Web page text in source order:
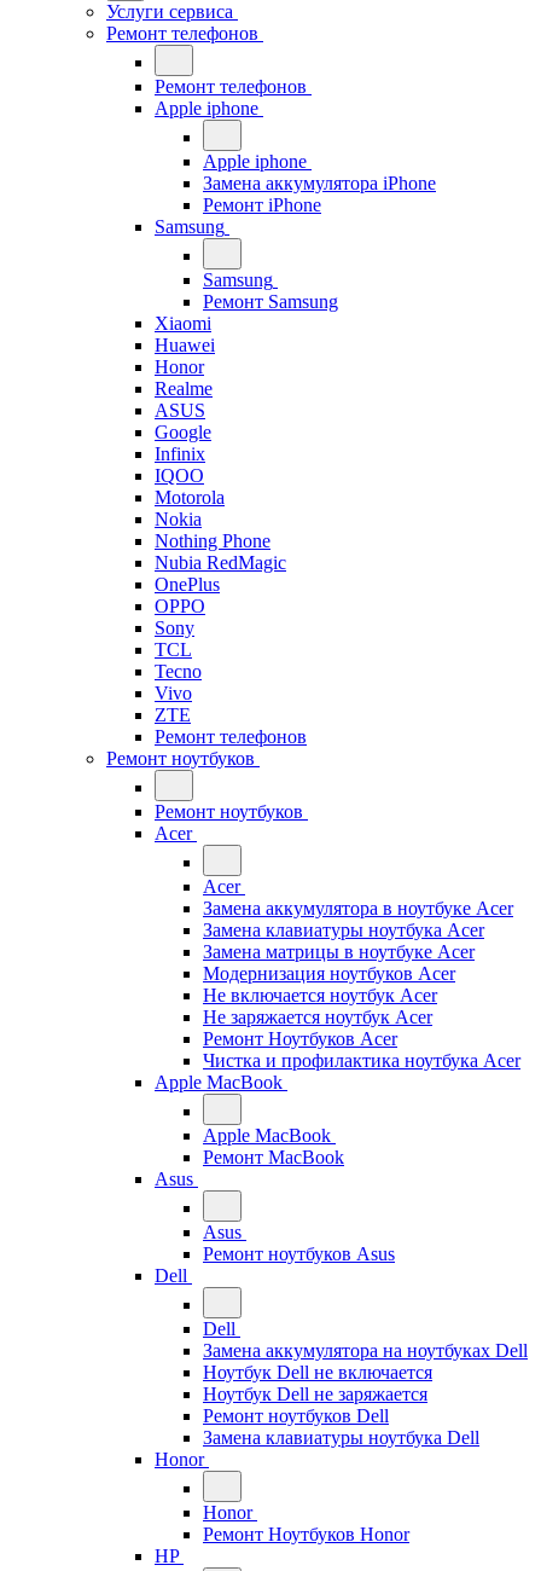
Услуги сервиса
Ремонт телефонов
Ремонт телефонов
Apple iphone
Apple iphone
Замена аккумулятора iPhone
Ремонт iPhone
Samsung
Samsung
Ремонт Samsung
Xiaomi
Huawei
Honor
Realme
ASUS
Google
Infinix
IQOO
Motorola
Nokia
Nothing Phone
Nubia RedMagic
OnePlus
OPPO
Sony
TCL
Tecno
Vivo
ZTE
Ремонт телефонов
Ремонт ноутбуков
Ремонт ноутбуков
Acer
Acer
Замена аккумулятора в ноутбуке Acer
Замена клавиатуры ноутбука Acer
Замена матрицы в ноутбуке Acer
Модернизация ноутбуков Acer
Не включается ноутбук Acer
Не заряжается ноутбук Acer
Ремонт Ноутбуков Acer
Чистка и профилактика ноутбука Acer
Apple MacBook
Apple MacBook
Ремонт MacBook
Asus
Asus
Ремонт ноутбуков Asus
Dell
Dell
Замена аккумулятора на ноутбуках Dell
Ноутбук Dell не включается
Ноутбук Dell не заряжается
Ремонт ноутбуков Dell
Замена клавиатуры ноутбука Dell
Honor
Honor
Ремонт Ноутбуков Honor
HP